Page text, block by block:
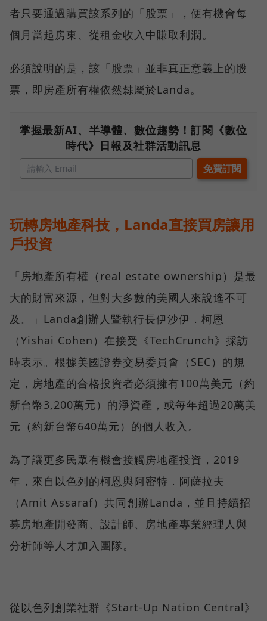
者只要通過購買該系列的「股票」，便有機會每
個月當起房東、從租金收入中賺取利潤。
必須說明的是，該「股票」並非真正意義上的股
票，即房產所有權依然隸屬於Landa。
掌握最新AI、半導體、數位趨勢！訂閱《數位
時代》日報及社群活動訊息
玩轉房地產科技，Landa直接買房讓用
戶投資
「房地產所有權（real estate ownership）是最
大的財富來源，但對大多數的美國人來說遙不可
及。」Landa創辦人暨執行長伊沙伊．柯恩
（Yishai Cohen）在接受《TechCrunch》採訪
時表示。根據美國證券交易委員會（SEC）的規
定，房地產的合格投資者必須擁有100萬美元（約
新台幣3,200萬元）的淨資產，或每年超過20萬美
元（約新台幣640萬元）的個人收入。
為了讓更多民眾有機會接觸房地產投資，2019
年，來自以色列的柯恩與阿密特．阿薩拉夫
（Amit Assaraf）共同創辦Landa，並且持續招
募房地產開發商、設計師、房地產專業經理人與
分析師等人才加入團隊。
從以色列創業社群《Start-Up Nation Central》